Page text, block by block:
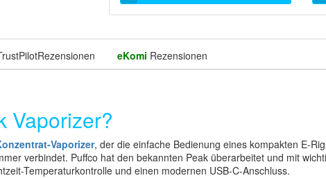
Rezensionen eKomi Rezensionen
Vaporizer?
Vaporizer, der die einfache Bedienung eines kompakten E-
verbindet. Puffco hat den bekannten Peak überarbeitet und mit
Temperaturkontrolle und einen modernen USB-C-Anschluss.